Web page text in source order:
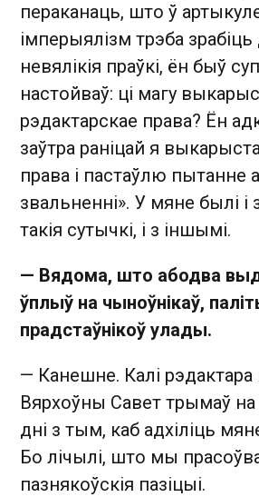
пераканаць, што ў
імперыялізм трэба
невялікія праўкі, ён быў
настойваў: ці магу
рэдактарскае права? Ён
заўтра раніцай я
права і пастаўлю пытанне
звальненні». У мяне былі
такія сутычкі, і з іншымі.
— Вядома, што абодва
ўплыў на чыноўнікаў,
прадстаўнікоў улады.
— Канешне. Калі рэдактара
Вярхоўны Савет трымаў
дні з тым, каб адхіліць
Бо лічылі, што мы
пазнякоўскія пазіцыі.